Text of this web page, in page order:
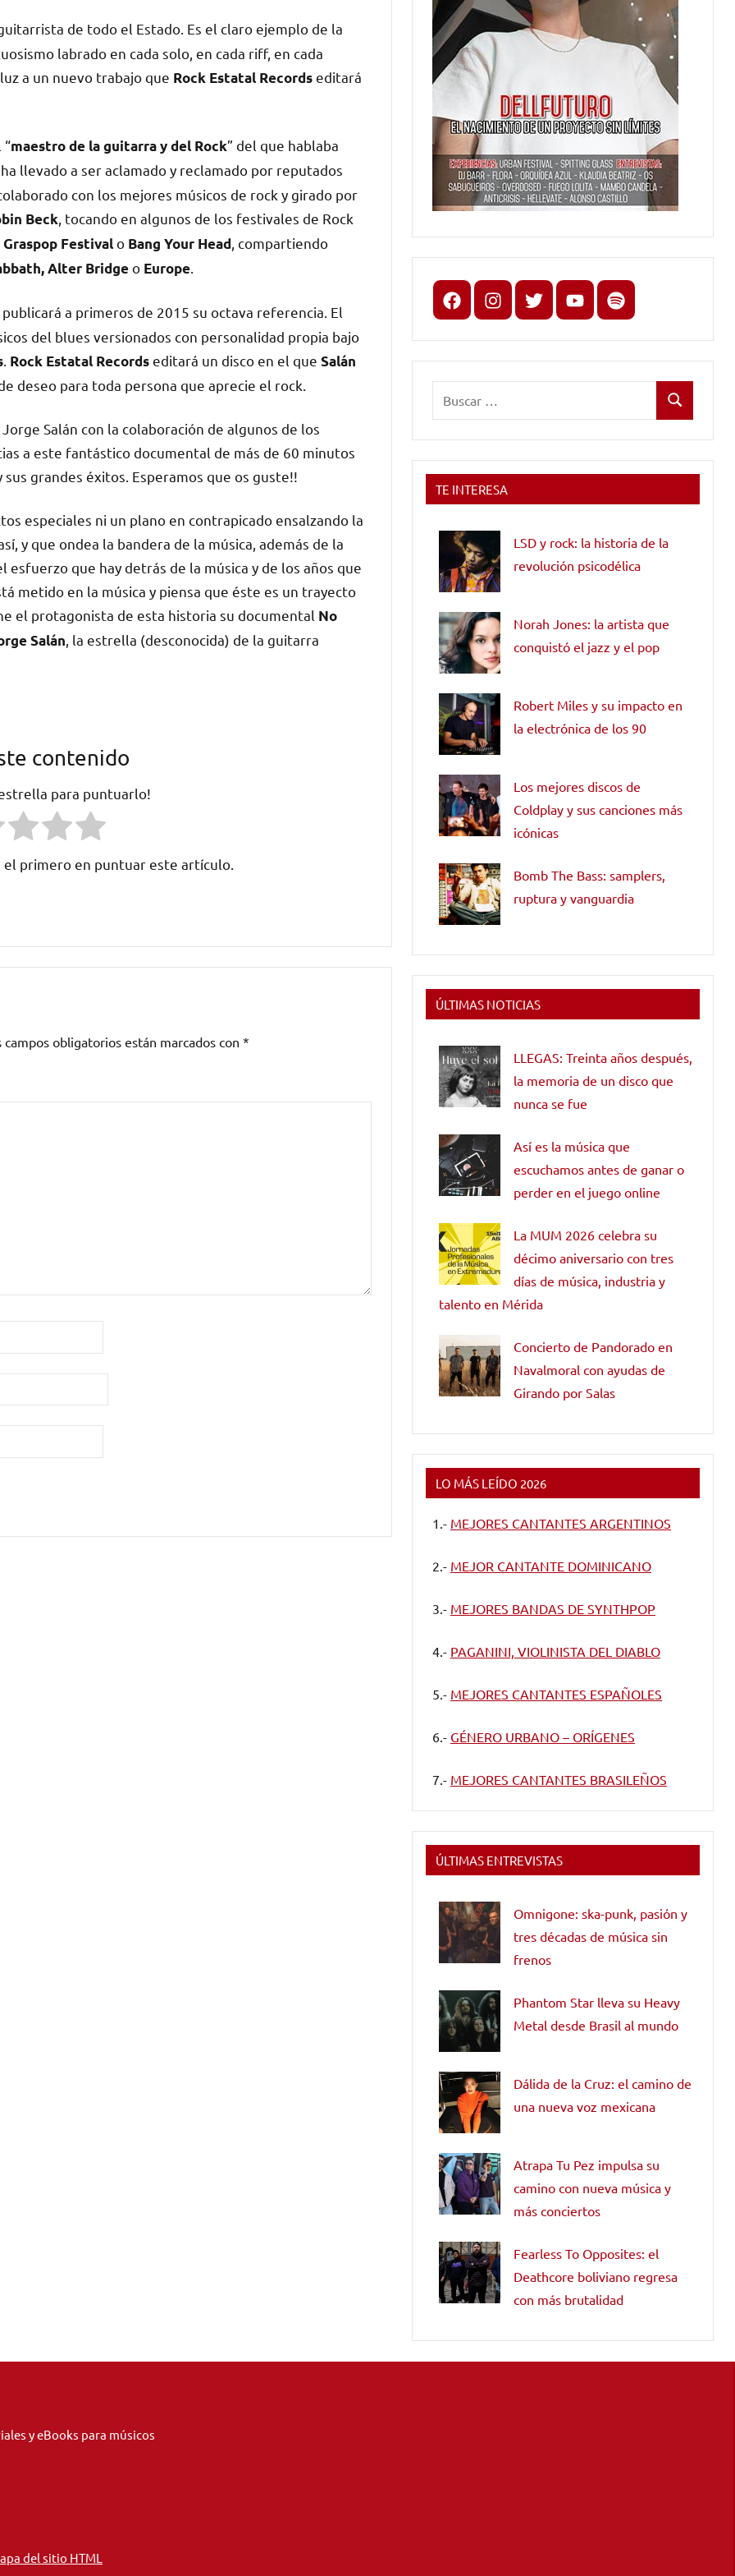
de todo el Estado. Es el claro ejemplo de la
labrado en cada solo, en cada riff, en cada
a un nuevo trabajo que Rock Estatal Recordseditará
“maestro de la guitarra y del Rock” del que hablaba
llevado a ser aclamado y reclamado por reputados
con los mejores músicos de rock y girado por
Beck , tocando en algunos de los festivales de Rock
Graspop Festivalo Bang Your Head , compartiendo
Alter Bridgeo Europe
a primeros de 2015 su octava referencia. El
del blues versionados con personalidad propia bajo
Rock Estatal Recordseditará un disco en el que Salán
deseo para toda persona que aprecie el rock.
Salán con la colaboración de algunos de los
a este fantástico documental de más de 60 minutos
grandes éxitos. Esperamos que os guste!!
especiales ni un plano en contrapicado ensalzando la
y que ondea la bandera de la música, además de la
esfuerzo que hay detrás de la música y de los años que
metido en la música y piensa que éste es un trayecto
el protagonista de esta historia su documental No
Salán , la estrella (desconocida) de la guitarra
contenido
para puntuarlo!
el primero en puntuar este artículo.
campos obligatorios están marcados con *
FacebookInstagram
X youtubespotify
Buscar
TE INTERESA
LSD y rock: la historia de la
revolución psicodélica
Norah Jones: la artista que
conquistó el jazz y el pop
Robert Miles y su impacto en
la electrónica de los 90
Los mejores discos de
Coldplay y sus canciones más
icónicas
Bomb The Bass: samplers,
ruptura y vanguardia
ÚLTIMAS NOTICIAS
LLEGAS: Treinta años después,
la memoria de un disco que
nunca se fue
Así es la música que
escuchamos antes de ganar o
perder en el juego online
La MUM 2026 celebra su
décimo aniversario con tres
días de música, industria y
talento en Mérida
Concierto de Pandorado en
Navalmoral con ayudas de
Girando por Salas
LO MÁS LEÍDO 2026
1.- MEJORES CANTANTES ARGENTINOS
2.- MEJOR CANTANTE DOMINICANO
3.- MEJORES BANDAS DE SYNTHPOP
4.- PAGANINI, VIOLINISTA DEL DIABLO
5.- MEJORES CANTANTES ESPAÑOLES
6.- GÉNERO URBANO – ORÍGENES
7.- MEJORES CANTANTES BRASILEÑOS
ÚLTIMAS ENTREVISTAS
Omnigone: ska-punk, pasión y
tres décadas de música sin
frenos
Phantom Star lleva su Heavy
Metal desde Brasil al mundo
Dálida de la Cruz: el camino de
una nueva voz mexicana
Atrapa Tu Pez impulsa su
camino con nueva música y
más conciertos
Fearless To Opposites: el
Deathcore boliviano regresa
con más brutalidad
y eBooks para músicos
del sitio HTML